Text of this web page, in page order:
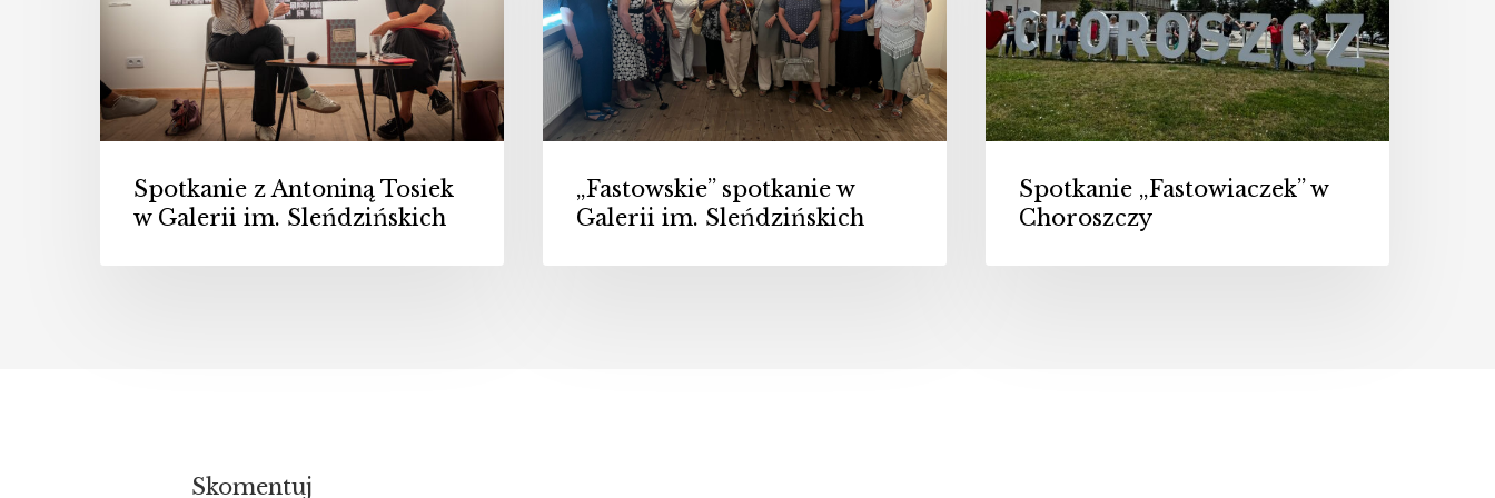
Galerii
im.
Sleńdzińskich
Spotkanie z Antoniną Tosiek
w Galerii im. Sleńdzińskich
im.
Sleńdzińskich
„Fastowskie” spotkanie w
Galerii im. Sleńdzińskich
Spotkanie „Fastowiaczek” w
Choroszczy
Skomentuj